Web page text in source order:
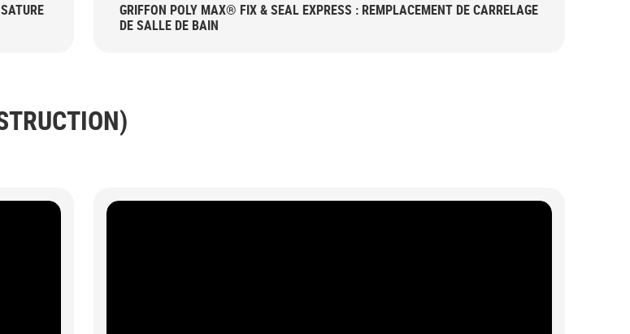
GRIFFON POLY MAX® FIX & SEAL EXPRESS : REMPLACEMENT DE CARRELAGE
DE SALLE DE BAIN